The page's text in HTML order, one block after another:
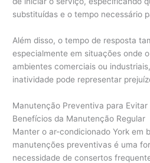
substituídas e o tempo necessário
Além disso, o tempo de resposta
especialmente em situações onde
ambientes comerciais ou
inatividade pode representar
Manutenção Preventiva para
Benefícios da Manutenção Regular
Manter o ar-condicionado York em
manutenções preventivas é uma
necessidade de consertos